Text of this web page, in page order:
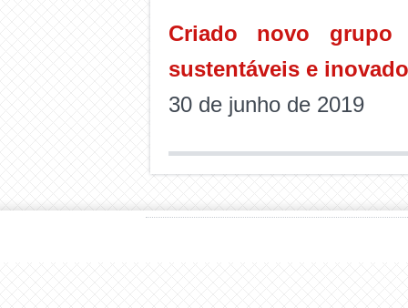
Criado novo grupo
sustentáveis e
30 de junho de 2019